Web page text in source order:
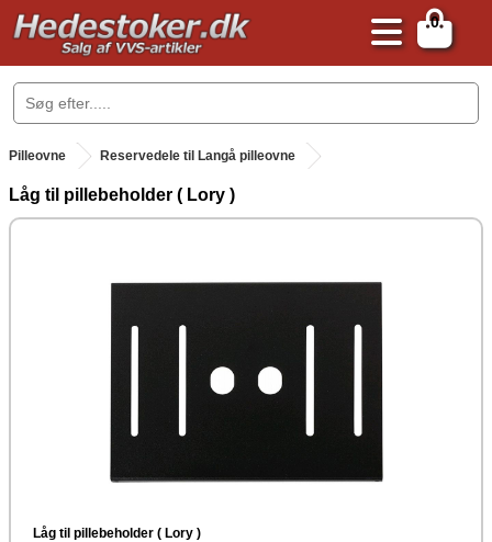
0
.
Pilleovne Reservedele til Langå pilleovne
Låg til pillebeholder ( Lory )
Låg til pillebeholder ( Lory )